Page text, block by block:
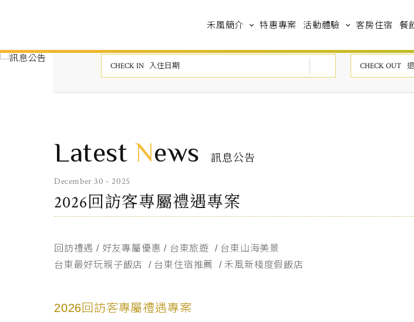
禾風簡介 特惠專案 活動體驗 客房住宿 餐
Latest News 訊息公告
December 30 - 2025
2026回訪客專屬禮遇專案
回訪禮遇 / 好友專屬優惠 / 台東旅遊 / 台東山海美景
台東最好玩親子飯店
/ 台東住宿推薦 /禾風新棧度假飯店
2026 回訪客專屬禮遇專案